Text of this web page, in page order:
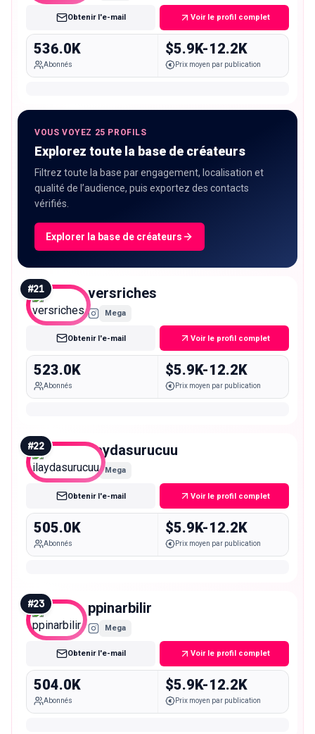
Obtenir l'e-mail Voir le profil complet
536.0K
Abonnés
$5.9K-12.2K
Prix moyen par publication
VOUS VOYEZ 25 PROFILS
Explorez toute la base de créateurs
Filtrez toute la base par engagement, localisation et
qualité de l’audience, puis exportez des contacts
vérifiés.
Explorer la base de créateurs
#21 versriches
Mega
Obtenir l'e-mail Voir le profil complet
523.0K
Abonnés
$5.9K-12.2K
Prix moyen par publication
#22 ilaydasurucuu
Mega
Obtenir l'e-mail Voir le profil complet
505.0K
Abonnés
$5.9K-12.2K
Prix moyen par publication
#23 ppinarbilir
Mega
Obtenir l'e-mail Voir le profil complet
504.0K
Abonnés
$5.9K-12.2K
Prix moyen par publication